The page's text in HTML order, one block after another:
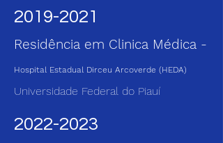
2019-2021
Residência em Clinica Médica -
Hospital Estadual Dirceu Arcoverde (HEDA)
Universidade Federal do Piauí
2022-2023